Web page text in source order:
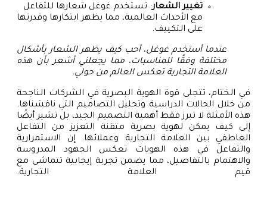
تغيير الشعار: تستخدم غوغل شعارها للتفاعل
مع الأحداث العالمية، مما يظهر ابتكارها وقدرتها
على التكييف.
عندما أستخدم غوغل، أحب كيف يظهر الشعار بأشكال
مختلفة وفقًا للمناسبات، مما يجعلني أشعر بأن هذه
العلامة التجارية تعكس العالم من حولي.
في الختام، تتجلى قوة الهوية البصرية في الشركات الناجحة
من خلال الحالات الدراسية وتحليل التصاميم التي ناقشناها.
هذه الأمثلة لا تبرز فقط أهمية التصميم الجيد، بل تشير أيضًا
إلى كيف يمكن لهوية بصرية متقنة التعزيز من التفاعل
العاطفي بين العلامة التجارية وعملائها. إن الاستمرارية
والتفاعل في هذه الهويات تعكس الجهود المدروسة
والاهتمام بالتفاصيل، مما يضمن تجربة إيجابية تتماشى مع
قيم العلامة التجارية.